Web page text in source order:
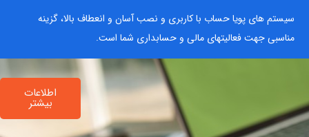
سیستم های پویا حساب با کاربری و نصب آسان و انعطاف بالا، گزینه
مناسبی جهت فعالیتهای مالی و حسابداری شما است.
اطلاعات
بیشتر